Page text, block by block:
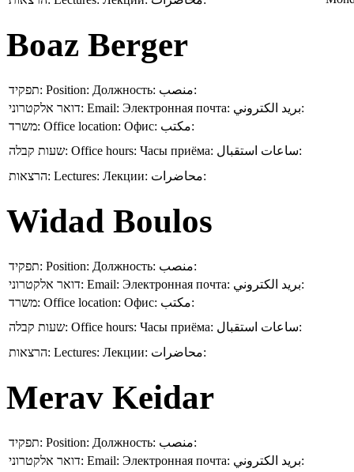
Boaz Berger
תפקיד: Position: Должность:
منصب:
דואר אלקטרוני: Email: Электронная почта:
بريد الكتروني:
משרד: Office location: Офис:
مكتب:
שעות קבלה: Office hours: Часы приёма:
ساعات استقبال:
הרצאות: Lectures: Лекции: محاضرات:
Widad Boulos
תפקיד: Position: Должность:
منصب:
דואר אלקטרוני: Email: Электронная почта:
بريد الكتروني:
משרד: Office location: Офис:
مكتب:
שעות קבלה: Office hours: Часы приёма:
ساعات استقبال:
הרצאות: Lectures: Лекции: محاضرات:
Merav Keidar
תפקיד: Position: Должность:
منصب:
דואר אלקטרוני: Email: Электронная почта:
بريد الكتروني: